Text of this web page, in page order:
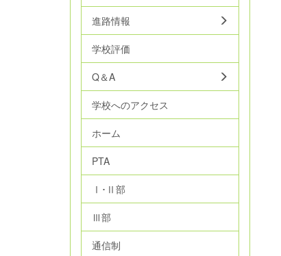
進路情報
学校評価
Q＆A
学校へのアクセス
ホーム
PTA
Ⅰ･Ⅱ部
Ⅲ部
通信制